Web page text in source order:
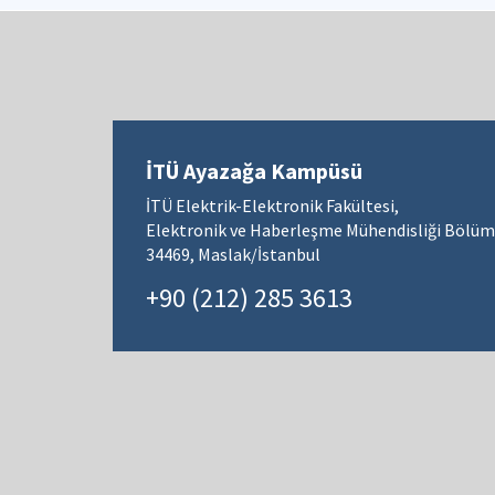
İTÜ Ayazağa Kampüsü
İTÜ Elektrik-Elektronik Fakültesi,
Elektronik ve Haberleşme Mühendisliği
34469, Maslak/İstanbul
+90 (212) 285 3613